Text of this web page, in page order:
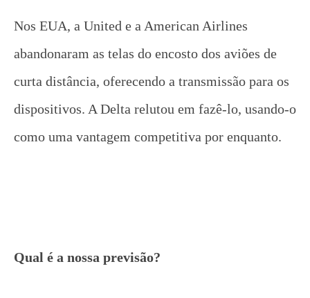
Nos EUA, a United e a American Airlines
abandonaram as telas do encosto dos aviões de
curta distância, oferecendo a transmissão para os
dispositivos. A Delta relutou em fazê-lo, usando-o
como uma vantagem competitiva por enquanto.
Qual é a nossa previsão?